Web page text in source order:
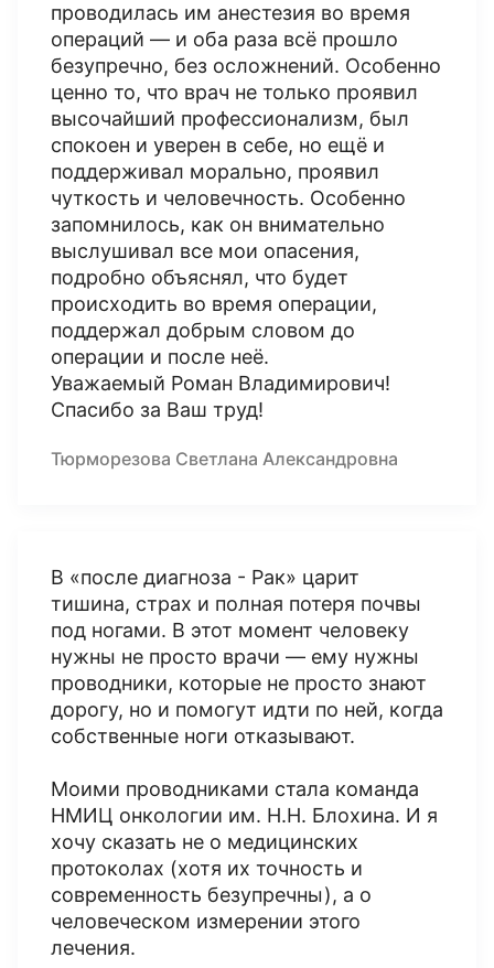
проводилась им анестезия во время
операций — и оба раза всё прошло
безупречно, без осложнений. Особенно
ценно то, что врач не только проявил
высочайший профессионализм, был
спокоен и уверен в себе, но ещё и
поддерживал морально, проявил
чуткость и человечность. Особенно
запомнилось, как он внимательно
выслушивал все мои опасения,
подробно объяснял, что будет
происходить во время операции,
поддержал добрым словом до
операции и после неё.
Уважаемый Роман Владимирович!
Спасибо за Ваш труд!
Тюрморезова Светлана Александровна
В «после диагноза - Рак» царит
тишина, страх и полная потеря почвы
под ногами. В этот момент человеку
нужны не просто врачи — ему нужны
проводники, которые не просто знают
дорогу, но и помогут идти по ней, когда
собственные ноги отказывают.
Моими проводниками стала команда
НМИЦ онкологии им. Н.Н. Блохина. И я
хочу сказать не о медицинских
протоколах (хотя их точность и
современность безупречны), а о
человеческом измерении этого
лечения.